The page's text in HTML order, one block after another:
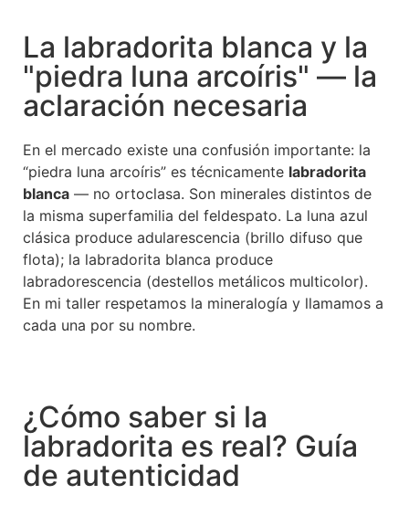
La labradorita blanca y la
"piedra luna arcoíris" — la
aclaración necesaria
En el mercado existe una confusión importante: la
“piedra luna arcoíris” es técnicamente labradorita
blanca — no ortoclasa. Son minerales distintos de
la misma superfamilia del feldespato. La luna azul
clásica produce adularescencia (brillo difuso que
flota); la labradorita blanca produce
labradorescencia (destellos metálicos multicolor).
En mi taller respetamos la mineralogía y llamamos a
cada una por su nombre.
¿Cómo saber si la
labradorita es real? Guía
de autenticidad